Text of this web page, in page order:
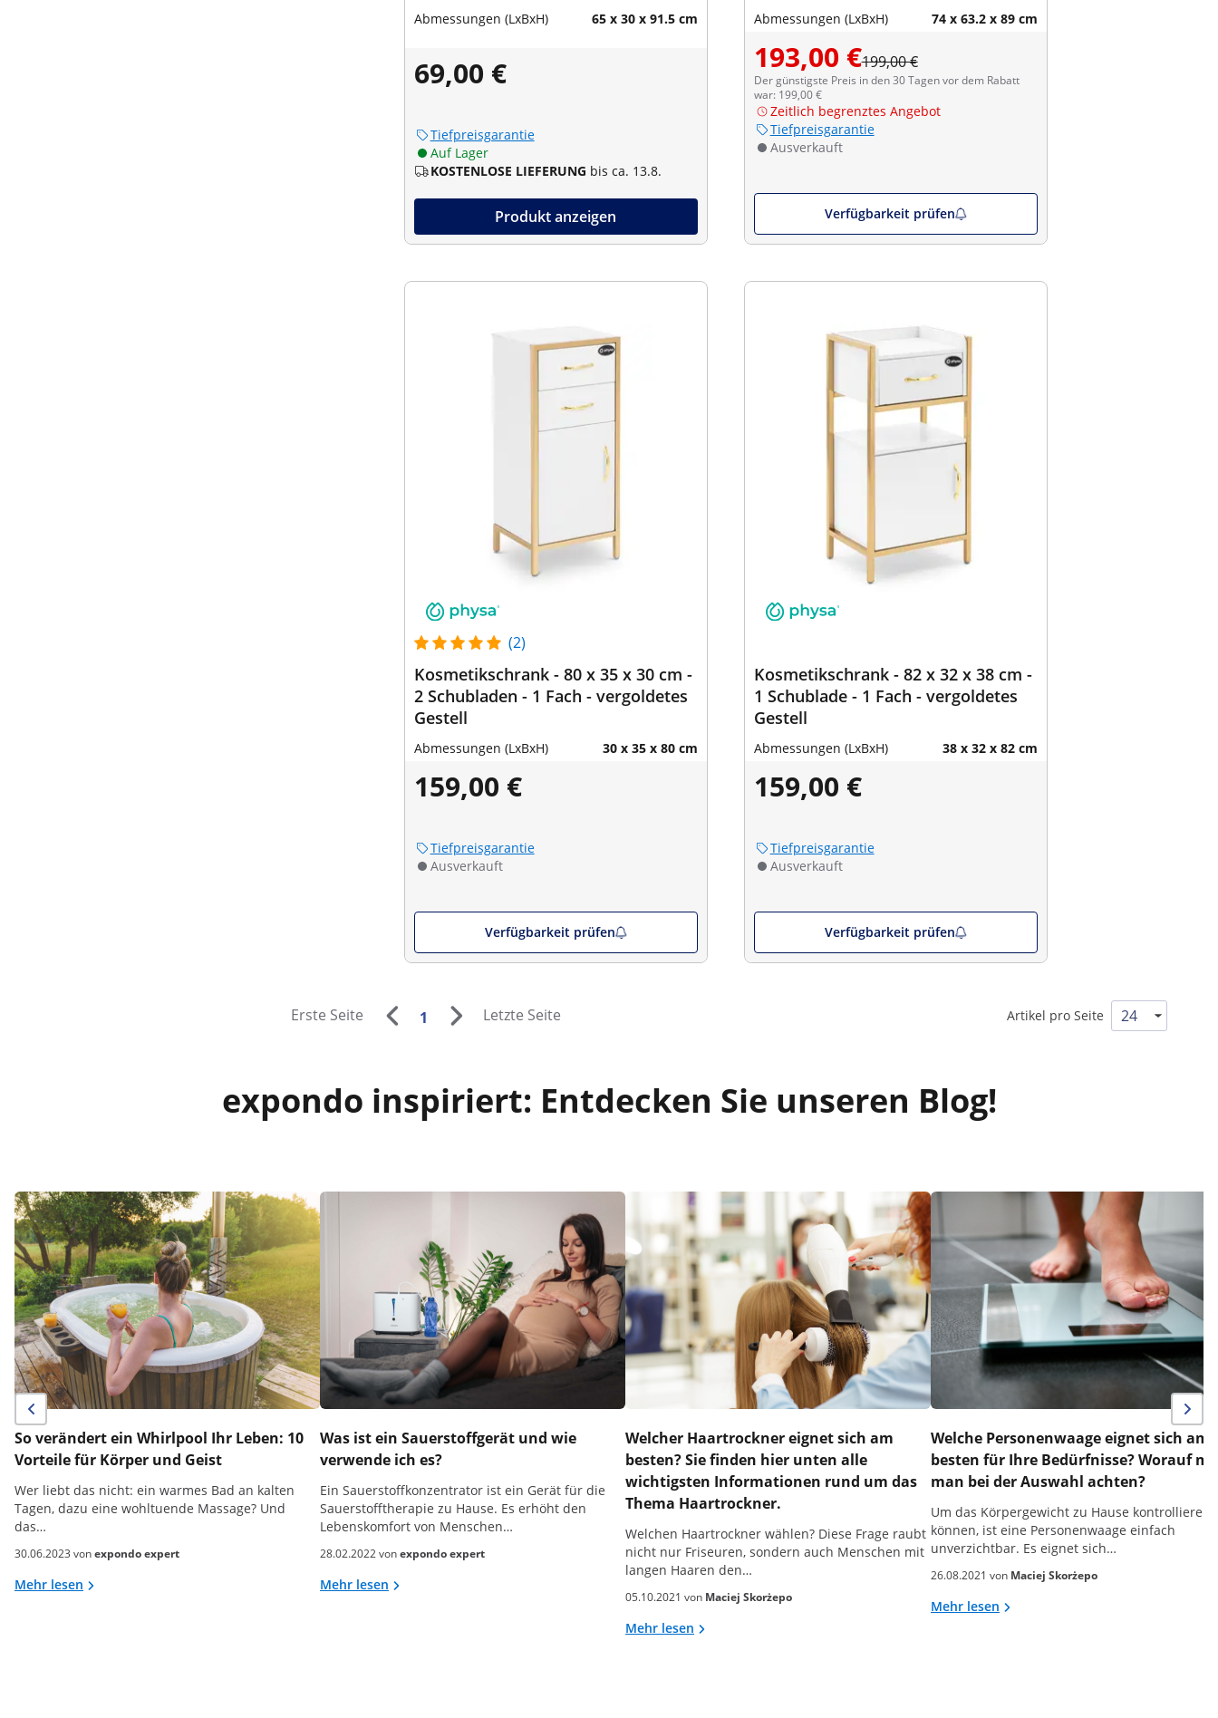
Abmessungen (LxBxH) 65 x 30 x 91.5 cm
69,00 €
Tiefpreisgarantie
Auf Lager
KOSTENLOSE LIEFERUNG bis ca. 13.8.
Produkt anzeigen
Abmessungen (LxBxH) 74 x 63.2 x 89 cm
193,00 €199,00 €
Der günstigste Preis in den 30 Tagen vor dem Rabatt
war: 199,00 €
Zeitlich begrenztes Angebot
Tiefpreisgarantie
Ausverkauft
Verfügbarkeit prüfen
(2)
Kosmetikschrank - 80 x 35 x 30 cm -
2 Schubladen - 1 Fach - vergoldetes
Gestell
Abmessungen (LxBxH) 30 x 35 x 80 cm
159,00 €
Tiefpreisgarantie
Ausverkauft
Verfügbarkeit prüfen
Kosmetikschrank - 82 x 32 x 38 cm -
1 Schublade - 1 Fach - vergoldetes
Gestell
Abmessungen (LxBxH) 38 x 32 x 82 cm
159,00 €
Tiefpreisgarantie
Ausverkauft
Verfügbarkeit prüfen
Erste Seite 1 Letzte Seite Artikel pro Seite
expondo inspiriert: Entdecken Sie unseren Blog!
So verändert ein Whirlpool Ihr Leben: 10
Vorteile für Körper und Geist
Wer liebt das nicht: ein warmes Bad an kalten
Tagen, dazu eine wohltuende Massage? Und
das…
30.06.2023 vonexpondo expert
Mehr lesen
Was ist ein Sauerstoffgerät und wie
verwende ich es?
Ein Sauerstoffkonzentrator ist ein Gerät für die
Sauerstofftherapie zu Hause. Es erhöht den
Lebenskomfort von Menschen…
28.02.2022 vonexpondo expert
Mehr lesen
Welcher Haartrockner eignet sich am
besten? Sie finden hier unten alle
wichtigsten Informationen rund um das
Thema Haartrockner.
Welchen Haartrockner wählen? Diese Frage raubt
nicht nur Friseuren, sondern auch Menschen mit
langen Haaren den…
05.10.2021 von Maciej Skorżepo
Mehr lesen
Welche Personenwaage eignet sich am
besten für Ihre Bedürfnisse? Worauf
man bei der Auswahl achten?
Um das Körpergewicht zu Hause kontrollieren
können, ist eine Personenwaage einfach
unverzichtbar. Es eignet sich…
26.08.2021 von Maciej Skorżepo
Mehr lesen